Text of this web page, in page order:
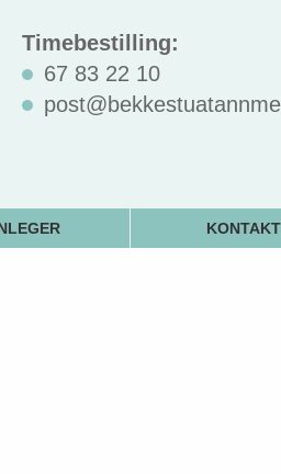
Timebestilling:
67 83 22 10